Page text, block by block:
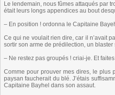
Le lendemain, nous fûmes attaqués par
était leurs longs appendices au bout
– En position ! ordonna le Capitaine
Ce qui ne voulait rien dire, car il n’avait
sortir son arme de prédilection, un
– Ne restez pas groupés ! criai-je. Et
Comme pour prouver mes dires, le plus
paysan faucherait du blé. J’étais
Capitaine Bayhel dans son assaut.